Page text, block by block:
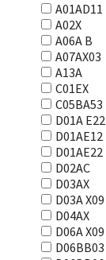
A01AD11
A02X
A06A В
A07AX03
A13A
C01EX
C05BA53
D01A E22
D01AE12
D01AE22
D02AC
D03AX
D03A X09
D04AX
D06A X09
D06BB03